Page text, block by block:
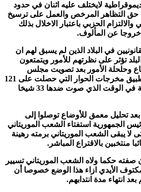
لايختلف عليه اثنان في حدود
حق التظاهر المرخص والعمل على ترسيخ
الحزبي باعتبار الاخلال بذلك
خروجا عن المألوف.
في البلاد الذين لم يسبق لهم ان
تؤثر على نظرتهم للأمور ويتمتعون
وحلحلة الأمور بعد تصويت مجلس
الشيوخ الأخير من أجل تطبيق مخرجات الحوار التي حصلت على 121
صوتا في الجمعية الوطنية في الوقت الذي صوت ضدها 33 شيخا
بعد تحليل معمق للأوضاع توصلوا إلى
الجمهورية استفتاء الشعب الموريتاني
لا يبقى الشعب الموريتاني برمته رهينة
حكما ولاه الشعب الموريتاني تسيير
الأيدي ازاء هذا الوضع خصوصا أن
انتهاء مدة انتدابهم.